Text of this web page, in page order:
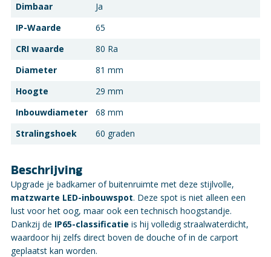
Dimbaar
Ja
IP-Waarde
65
CRI waarde
80 Ra
Diameter
81 mm
Hoogte
29 mm
Inbouwdiameter
68 mm
Stralingshoek
60 graden
Beschrijving
Upgrade je badkamer of buitenruimte met deze stijlvolle,
matzwarte LED-inbouwspot. Deze spot is niet alleen een
lust voor het oog, maar ook een technisch hoogstandje.
Dankzij de IP65-classificatie is hij volledig straalwaterdicht,
waardoor hij zelfs direct boven de douche of in de carport
geplaatst kan worden.